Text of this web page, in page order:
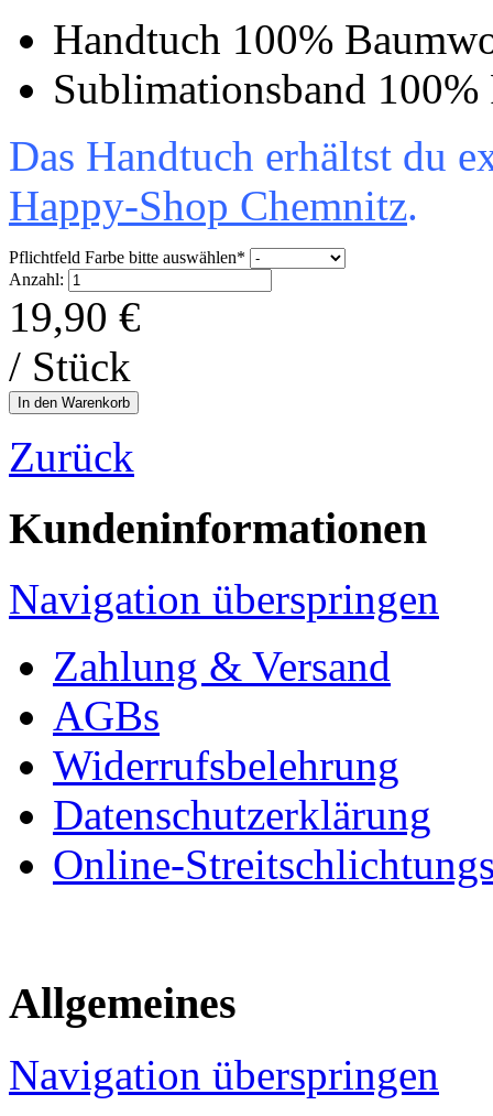
Handtuch 100%
Sublimationsband
Das Handtuch erhältst du
Happy-Shop Chemnitz.
Pflichtfeld Farbe bitte auswählen*
Anzahl:
19,90 €
/ Stück
Zurück
Kundeninformationen
Navigation überspringen
Zahlung & Versand
AGBs
Widerrufsbelehrung
Datenschutzerklärung
Online-
Allgemeines
Navigation überspringen